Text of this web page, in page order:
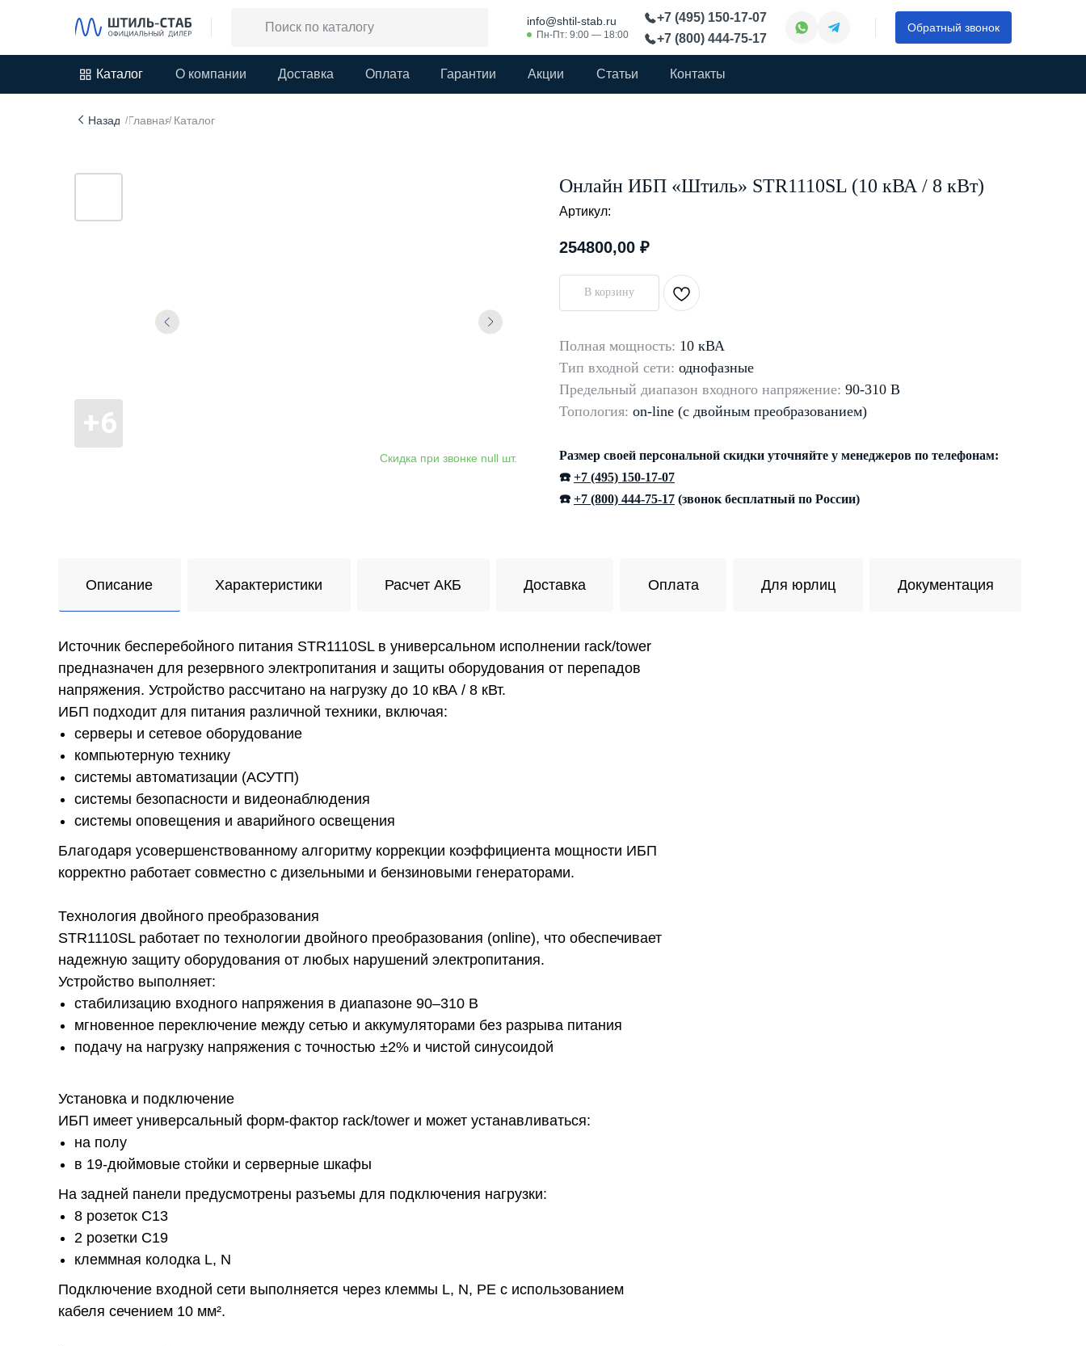
+7 (495) 150-17-07
info@shtil-stab.ru Обратный звонок
Пн-Пт: 9:00 — 18:00 +7 (800) 444-75-17
Каталог О компании Доставка Оплата Гарантии Акции Статьи Контакты
/Главная/ Каталог
Назад
Онлайн ИБП «Штиль» STR1110SL (10 кВА / 8 кВт)
Артикул:
254800,00 ₽
В корзину
Полная мощность: 10 кВА
Тип входной сети: однофазные
Предельный диапазон входного напряжение: 90-310 В
Топология: on-line (с двойным преобразованием)
Размер своей персональной скидки уточняйте у менеджеров по телефонам:
☎️ +7 (495) 150-17-07
☎️ +7 (800) 444-75-17 (звонок бесплатный по России)
Описание Характеристики Расчет АКБ Доставка Оплата Для юрлиц Документация
Источник бесперебойного питания STR1110SL в универсальном исполнении rack/tower
предназначен для резервного электропитания и защиты оборудования от перепадов
напряжения. Устройство рассчитано на нагрузку до 10 кВА / 8 кВт.
ИБП подходит для питания различной техники, включая:
серверы и сетевое оборудование
компьютерную технику
системы автоматизации (АСУТП)
системы безопасности и видеонаблюдения
системы оповещения и аварийного освещения
Благодаря усовершенствованному алгоритму коррекции коэффициента мощности ИБП
корректно работает совместно с дизельными и бензиновыми генераторами.
Технология двойного преобразования
STR1110SL работает по технологии двойного преобразования (online), что обеспечивает
надежную защиту оборудования от любых нарушений электропитания.
Устройство выполняет:
стабилизацию входного напряжения в диапазоне 90–310 В
мгновенное переключение между сетью и аккумуляторами без разрыва питания
подачу на нагрузку напряжения с точностью ±2% и чистой синусоидой
Установка и подключение
ИБП имеет универсальный форм-фактор rack/tower и может устанавливаться:
на полу
в 19-дюймовые стойки и серверные шкафы
На задней панели предусмотрены разъемы для подключения нагрузки:
8 розеток C13
2 розетки C19
клеммная колодка L, N
Подключение входной сети выполняется через клеммы L, N, PE с использованием
кабеля сечением 10 мм².